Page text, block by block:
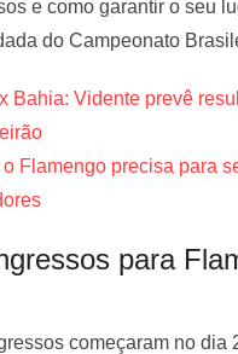
e como garantir o seu
do Campeonato
Bahia: Vidente prevê
Flamengo precisa para
para
começaram no dia